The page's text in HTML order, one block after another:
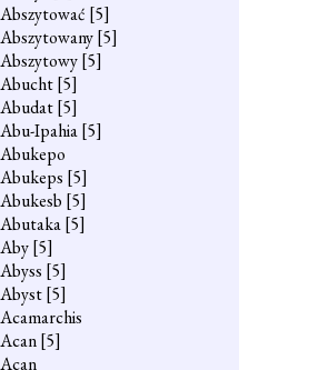
Abszytować [5]
Abszytowany[5]
Abszytowy[5]
Abucht[5]
Abudat[5]
Abu-Ipahia[5]
Abukepo
Abukeps [5]
Abukesb [5]
Abutaka[5]
Aby[5]
Abyss [5]
Abyst[5]
Acamarchis
Acan[5]
Acan